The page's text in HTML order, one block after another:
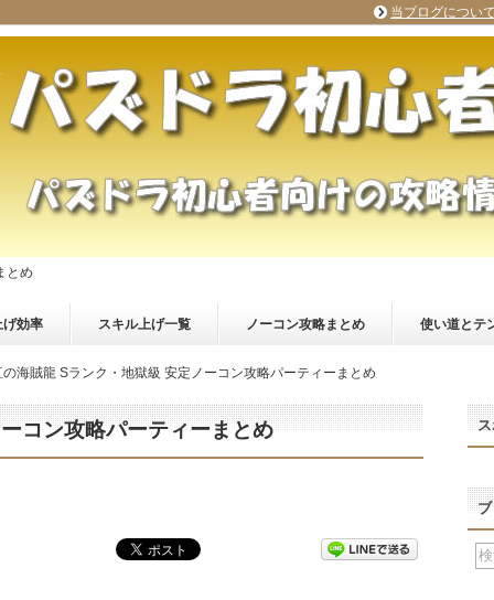
とめ
げ効率 スキル上げ一覧 ノーコン攻略まとめ 使い道とテ
の海賊龍 Sランク・地獄級 安定ノーコン攻略パーティーまとめ
コン攻略パーティーまとめ
当ブログについて